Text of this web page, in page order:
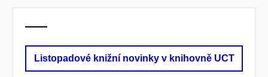
Listopadové knižní novinky v knihovně UCT